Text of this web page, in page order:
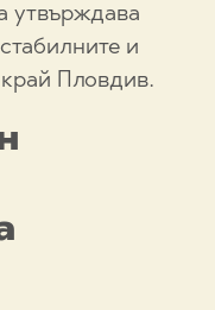
утвърждава
и
Пловдив.